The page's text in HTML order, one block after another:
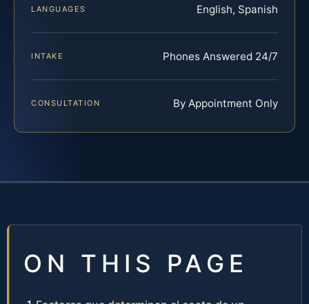
LANGUAGES English, Spanish
INTAKE Phones Answered 24/7
CONSULTATION By Appointment Only
ON THIS PAGE